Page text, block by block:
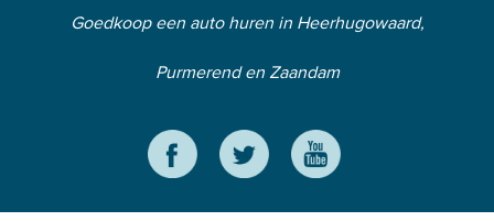
Goedkoop een auto huren in Heerhugowaard,
Purmerend en Zaandam